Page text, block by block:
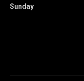
Sunday